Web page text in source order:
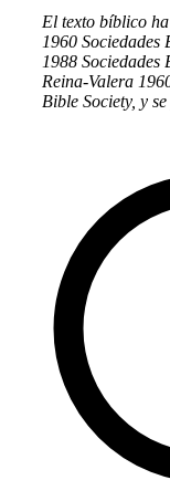
El texto bíblico
1960
1988
Reina-Valera
Bible Society, y